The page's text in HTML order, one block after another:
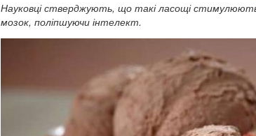
Науковці стверджують, що такі ласощі стимулюють
мозок, поліпшуючи інтелект.